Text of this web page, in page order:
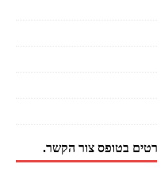
בטופס צור הקשר.